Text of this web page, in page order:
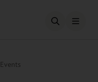
Open
Events